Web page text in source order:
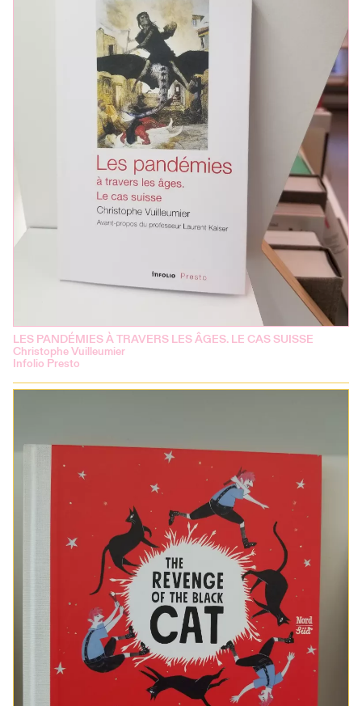
LES PANDÉMIES À TRAVERS LES ÂGES. LE CAS SUISSE
Christophe Vuilleumier
Infolio Presto